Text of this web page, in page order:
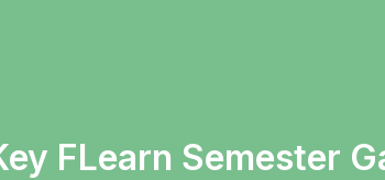
FLearn Semester